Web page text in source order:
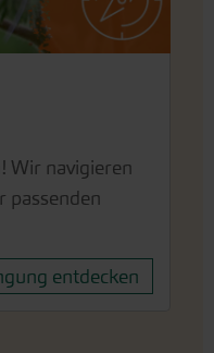
Wir navigieren
passenden
entdecken